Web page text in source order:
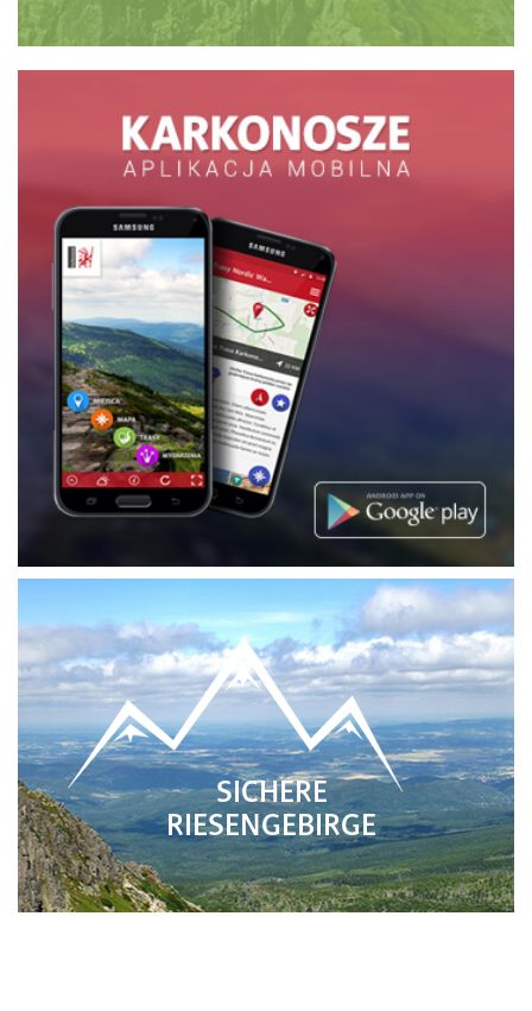
SICHERE
RIESENGEBIRGE